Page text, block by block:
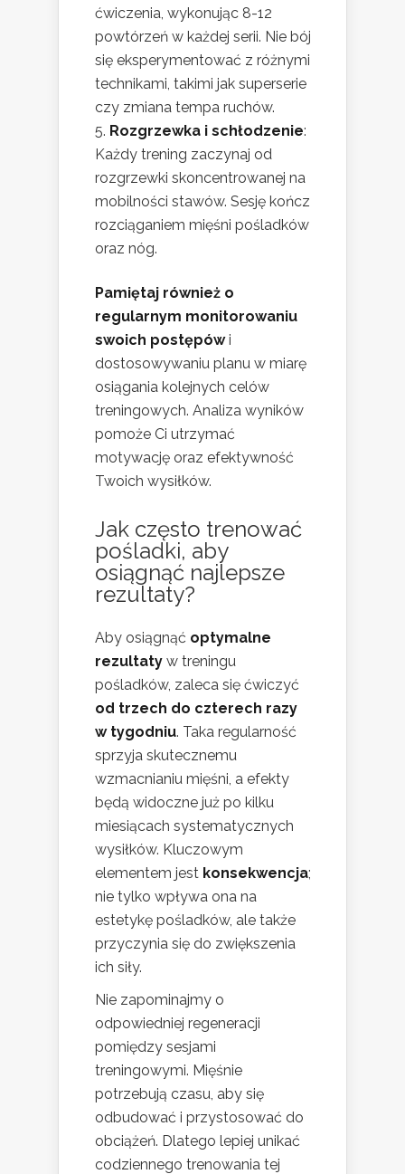
ćwiczenia, wykonując 8-12
powtórzeń w każdej serii. Nie bój
się eksperymentować z różnymi
technikami, takimi jak superserie
czy zmiana tempa ruchów.
Rozgrzewka i schłodzenie:
Każdy trening zaczynaj od
rozgrzewki skoncentrowanej na
mobilności stawów. Sesję kończ
rozciąganiem mięśni pośladków
oraz nóg.
Pamiętaj również o
regularnym monitorowaniu
swoich postępówi
dostosowywaniu planu w miarę
osiągania kolejnych celów
treningowych. Analiza wyników
pomoże Ci utrzymać
motywację oraz efektywność
Twoich wysiłków.
Jak często trenować
pośladki, aby
osiągnąć najlepsze
rezultaty?
Aby osiągnąć optymalne
rezultaty w treningu
pośladków, zaleca się ćwiczyć
od trzech do czterech razy
w tygodniu. Taka regularność
sprzyja skutecznemu
wzmacnianiu mięśni, a efekty
będą widoczne już po kilku
miesiącach systematycznych
wysiłków. Kluczowym
elementem jest konsekwencja;
nie tylko wpływa ona na
estetykę pośladków, ale także
przyczynia się do zwiększenia
ich siły.
Nie zapominajmy o
odpowiedniej regeneracji
pomiędzy sesjami
treningowymi. Mięśnie
potrzebują czasu, aby się
odbudować i przystosować do
obciążeń. Dlatego lepiej unikać
codziennego trenowania tej